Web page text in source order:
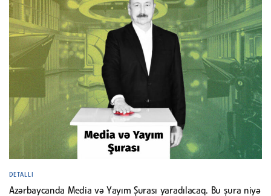
DETALLI
Azərbaycanda Media və Yayım Şurası yaradılacaq. Bu şura niyə